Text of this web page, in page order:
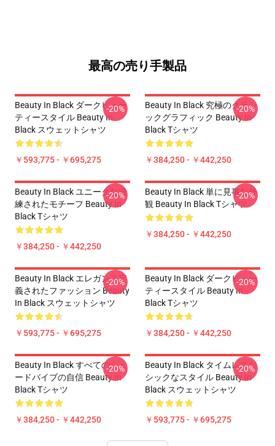
最高の売り手製品
Beauty In Black ダークビュー
ティースタイル Beauty In
Black スウェットシャツ
￥593,775 - ￥695,275
-20%
Beauty In Black 究極のクラシ
ックグラフィック Beauty In
Black Tシャツ
￥384,250 - ￥442,250
-20%
Beauty In Black ユニークな洗
練されたモチーフ Beauty In
Black Tシャツ
￥384,250 - ￥442,250
-20%
Beauty In Black 単に見事な外
観 Beauty In Black Tシャツ
￥384,250 - ￥442,250
-20%
Beauty In Black エレガンス定
義されたファッション Beauty
In Black スウェットシャツ
￥593,775 - ￥695,275
-20%
Beauty In Black ダークビュー
ティースタイル Beauty In
Black Tシャツ
￥384,250 - ￥442,250
-20%
Beauty In Black すべてのシェ
ードバイブの自信 Beauty In
Black Tシャツ
￥384,250 - ￥442,250
-20%
Beauty In Black タイムレスな
シックなスタイル Beauty In
Black スウェットシャツ
￥593,775 - ￥695,275
-20%